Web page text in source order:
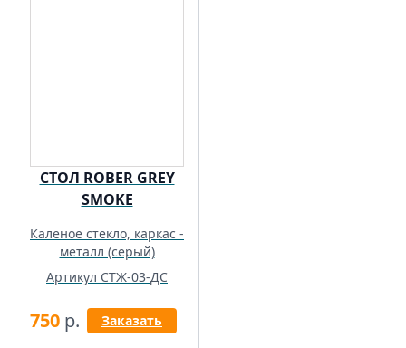
СТОЛ ROBER GREY
SMOKE
Каленое стекло, каркас -
металл (серый)
Артикул СТЖ-03-ДС
750 р. Заказать